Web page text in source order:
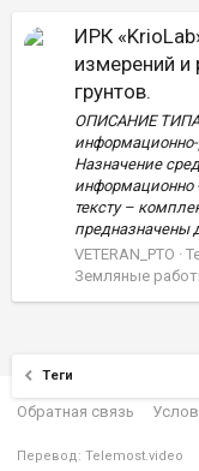
ИРК
измерений и
грунтов.
ОПИСАНИЕ
Назначение
информационно
тексту –
предназначены
VETERAN_PTO
Земляные
Теги
Обратная связь
Перевод: Telemost.video